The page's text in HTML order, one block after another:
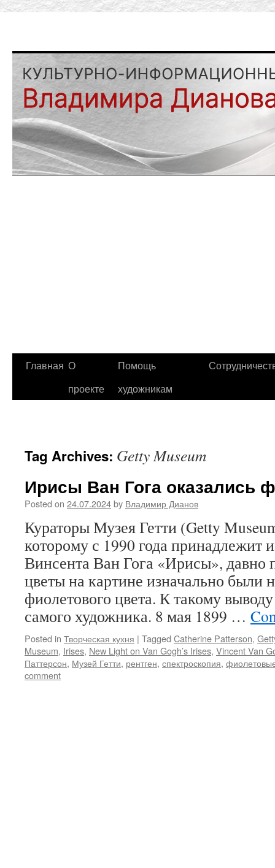
Главная О
проекте
Помощь
художникам
Tag Archives: Getty Museum
Ирисы Ван Гога оказались
Posted on 24.07.2024by Владимир Дианов
Кураторы Музея Гетти (Getty
которому с 1990 года принадлежит
Винсента Ван Гога «Ирисы», давно
цветы на картине изначально были
фиолетового цвета. К такому
самого художника. 8 мая 1899 …
Posted in Творческая кухня | Tagged Catherine Patterson,
Museum, Irises, New Light on Van Gogh’s Irises, Vincent Van
Паттерсон, Музей Гетти, рентген, спектроскопия,
comment